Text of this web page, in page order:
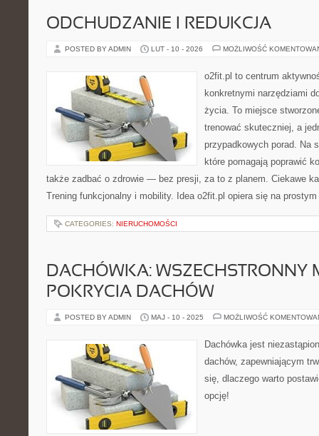
ODCHUDZANIE I REDUKCJA
POSTED BY ADMIN LUT - 10 - 2026 MOŻLIWOŚĆ
o2fit.pl to centrum
konkretnymi narzędziami
życia. To miejsce
trenować skuteczniej, a
przypadkowych porad. Na
które pomagają poprawić
także zadbać o zdrowie — bez presji, za to z planem. Ciekawe
Trening funkcjonalny i mobility. Idea o2fit.pl opiera się na
CATEGORIES: NIERUCHOMOŚCI
DACHÓWKA: WSZECHSTRONNY
POKRYCIA DACHÓW
POSTED BY ADMIN MAJ - 10 - 2025 MOŻLIWOŚĆ
Dachówka jest
dachów, zapewniającym
się, dlaczego warto
opcję!